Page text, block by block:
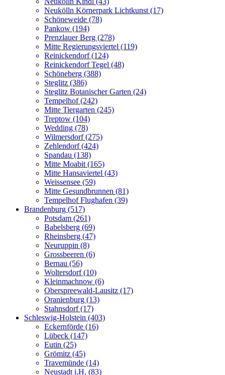
Neukölln Körnerpark Lichtkunst (17)
Schöneweide (78)
Pankow (194)
Prenzlauer Berg (278)
Mitte Regierungsviertel (119)
Reinickendorf (124)
Reinickendorf Tegel (48)
Schöneberg (388)
Steglitz (386)
Steglitz Botanischer Garten (24)
Tempelhof (242)
Mitte Tiergarten (245)
Treptow (104)
Wedding (78)
Wilmersdorf (275)
Zehlendorf (424)
Spandau (138)
Mitte Moabit (165)
Mitte Hansaviertel (43)
Weissensee (59)
Mitte Gesundbrunnen (81)
Tempelhof Flughafen (39)
Brandenburg (517)
Potsdam (261)
Babelsberg (69)
Rheinsberg (47)
Neuruppin (8)
Grossbeeren (6)
Bernau (56)
Woltersdorf (10)
Kleinmachnow (6)
Oberspreewald-Lausitz (17)
Oranienburg (13)
Stahnsdorf (17)
Schleswig-Holstein (403)
Eckernförde (16)
Lübeck (147)
Eutin (25)
Grömitz (45)
Travemünde (14)
Neustadt i.H. (83)